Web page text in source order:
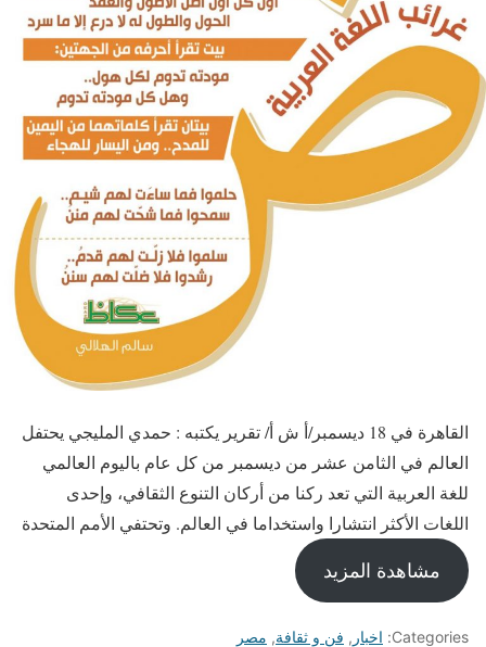
القاهرة في 18 ديسمبر/أ ش أ/ تقرير يكتبه : حمدي المليجي يحتفل
العالم في الثامن عشر من ديسمبر من كل عام باليوم العالمي
للغة العربية التي تعد ركنا من أركان التنوع الثقافي، وإحدى
اللغات الأكثر انتشارا واستخداما في العالم. وتحتفي الأمم المتحدة
مشاهدة المزيد
Categories: اخبار , فن و ثقافة, مصر